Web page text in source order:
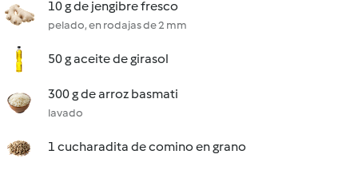
10 g de jengibre fresco
pelado, en rodajas de 2 mm
50 g aceite de girasol
300 g de arroz basmati
lavado
1 cucharadita de comino en grano